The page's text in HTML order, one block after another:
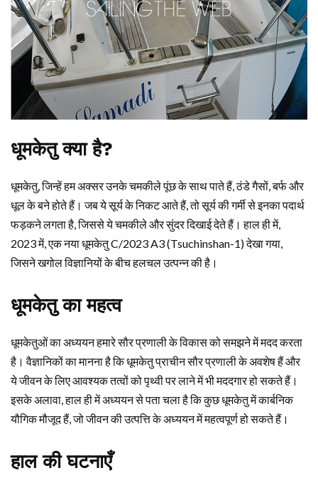
धूमकेतु क्या है?
धूमकेतु, जिन्हें हम अक्सर उनके चमकीले पूंछ के साथ पाते हैं, ठंडे गैसों, बर्फ और
धूल के बने होते हैं। जब ये सूर्य के निकट आते हैं, तो सूर्य की गर्मी से इनका पदार्थ
फड़कने लगता है, जिससे ये चमकीले और सुंदर दिखाई देते हैं। हाल ही में,
2023 में, एक नया धूमकेतु C/2023 A3 (Tsuchinshan-1) देखा गया,
जिसने खगोल विज्ञानियों के बीच हलचल उत्पन्न की है।
धूमकेतु का महत्व
धूमकेतुओं का अध्ययन हमारे सौर प्रणाली के विकास को समझने में मदद करता
है। वैज्ञानिकों का मानना है कि धूमकेतु प्राचीन सौर प्रणाली के अवशेष हैं और
ये जीवन के लिए आवश्यक तत्वों को पृथ्वी पर लाने में भी मददगार हो सकते हैं।
इसके अलावा, हाल ही में अध्ययन से पता चला है कि कुछ धूमकेतु में कार्बनिक
यौगिक मौजूद हैं, जो जीवन की उत्पत्ति के अध्ययन में महत्वपूर्ण हो सकते हैं।
हाल की घटनाएँ